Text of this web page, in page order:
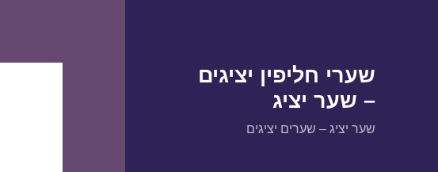
שערי חליפין יציגים
– שער יציג
שער יציג – שערים יציגים